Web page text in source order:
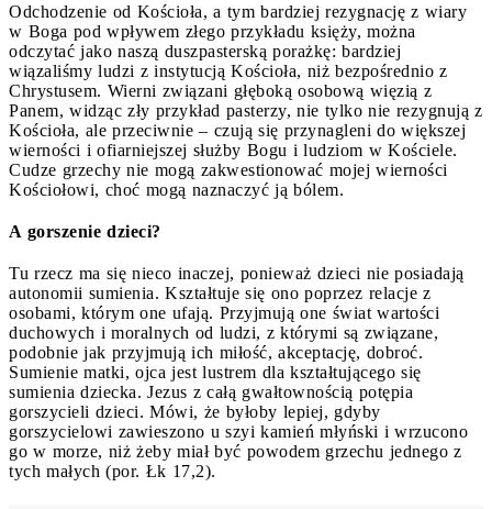
Odchodzenie od Kościoła, a tym bardziej rezygnację z wiary
w Boga pod wpływem złego przykładu księży, można
odczytać jako naszą duszpasterską porażkę: bardziej
wiązaliśmy ludzi z instytucją Kościoła, niż bezpośrednio z
Chrystusem. Wierni związani głęboką osobową więzią z
Panem, widząc zły przykład pasterzy, nie tylko nie rezygnują z
Kościoła, ale przeciwnie – czują się przynagleni do większej
wierności i ofiarniejszej służby Bogu i ludziom w Kościele.
Cudze grzechy nie mogą zakwestionować mojej wierności
Kościołowi, choć mogą naznaczyć ją bólem.
A gorszenie dzieci?
Tu rzecz ma się nieco inaczej, ponieważ dzieci nie posiadają
autonomii sumienia. Kształtuje się ono poprzez relacje z
osobami, którym one ufają. Przyjmują one świat wartości
duchowych i moralnych od ludzi, z którymi są związane,
podobnie jak przyjmują ich miłość, akceptację, dobroć.
Sumienie matki, ojca jest lustrem dla kształtującego się
sumienia dziecka. Jezus z całą gwałtownością potępia
gorszycieli dzieci. Mówi, że byłoby lepiej, gdyby
gorszycielowi zawieszono u szyi kamień młyński i wrzucono
go w morze, niż żeby miał być powodem grzechu jednego z
tych małych (por. Łk 17,2).